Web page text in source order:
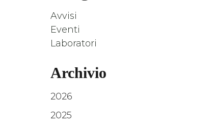
Avvisi
Eventi
Laboratori
Archivio
2026
2025